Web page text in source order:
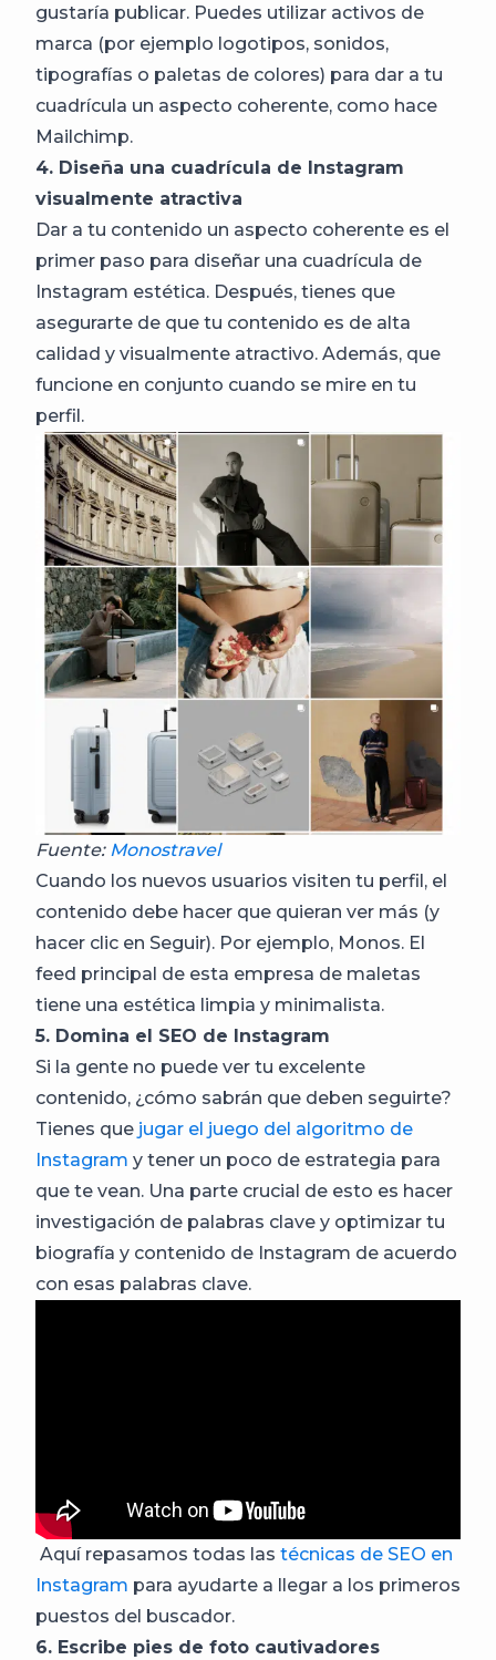
gustaría publicar. Puedes utilizar activos de
marca (por ejemplo logotipos, sonidos,
tipografías o paletas de colores) para dar a tu
cuadrícula un aspecto coherente, como hace
Mailchimp.
4. Diseña una cuadrícula de Instagram
visualmente atractiva
Dar a tu contenido un aspecto coherente es el
primer paso para diseñar una cuadrícula de
Instagram estética. Después, tienes que
asegurarte de que tu contenido es de alta
calidad y visualmente atractivo. Además, que
funcione en conjunto cuando se mire en tu
perfil.
Fuente: Monostravel
Cuando los nuevos usuarios visiten tu perfil, el
contenido debe hacer que quieran ver más (y
hacer clic en Seguir). Por ejemplo, Monos. El
feed principal de esta empresa de maletas
tiene una estética limpia y minimalista.
5. Domina el SEO de Instagram
Si la gente no puede ver tu excelente
contenido, ¿cómo sabrán que deben seguirte?
Tienes que jugar el juego del algoritmo de
Instagram y tener un poco de estrategia para
que te vean. Una parte crucial de esto es hacer
investigación de palabras clave y optimizar tu
biografía y contenido de Instagram de acuerdo
con esas palabras clave.
Aquí repasamos todas las técnicas de SEO en
Instagram para ayudarte a llegar a los primeros
puestos del buscador.
6. Escribe pies de foto cautivadores